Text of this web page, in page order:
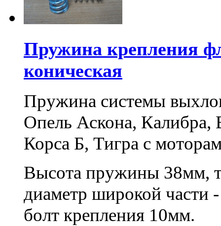
Пружина крепления
коническая
Пружина системы
Опель Аскона, Калибра,
Корса Б, Тигра с
Высота пружины 38мм,
диаметр широкой части
болт крепления 10мм.